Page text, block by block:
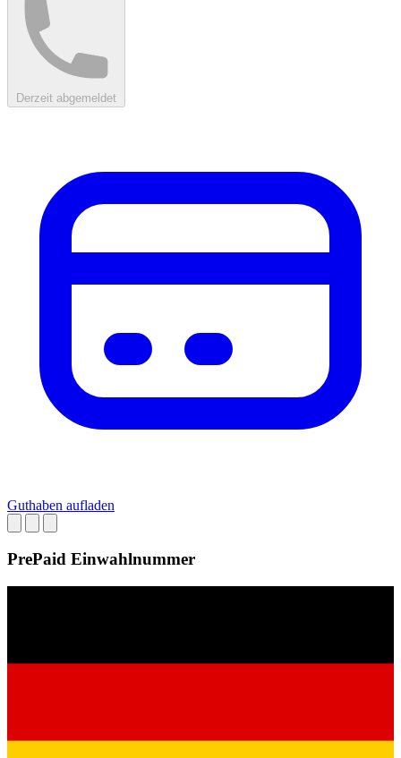
Derzeit abgemeldet
Guthaben aufladen
PrePaid Einwahlnummer